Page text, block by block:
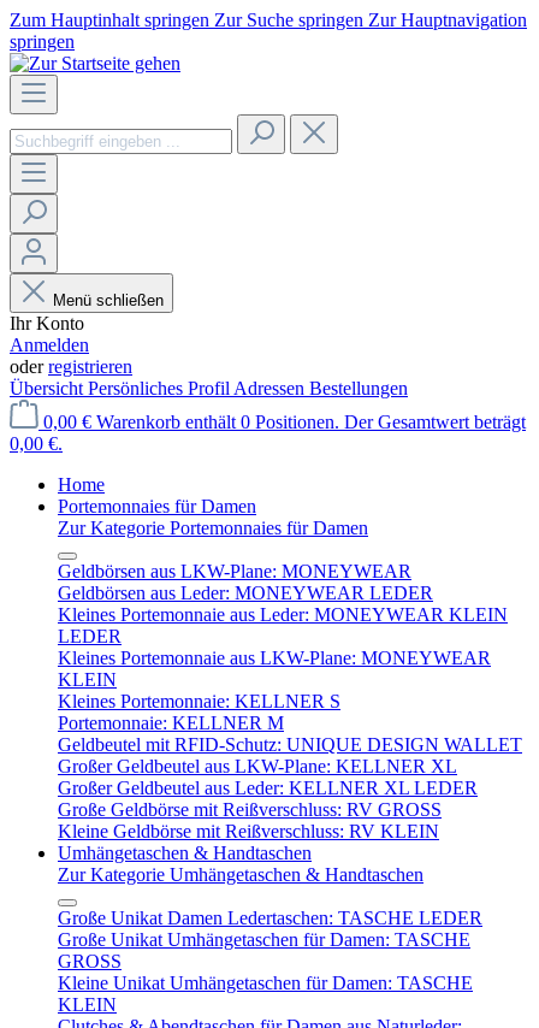
Zum Hauptinhalt springen Zur Suche springen Zur Hauptnavigation
springen
Menü schließen
Ihr Konto
Anmelden
oderregistrieren
Übersicht Persönliches Profil Adressen Bestellungen
0,00 € Warenkorb enthält 0 Positionen. Der Gesamtwert beträgt
0,00 €.
Home
Portemonnaies für Damen
Zur Kategorie Portemonnaies für Damen
Geldbörsen aus LKW-Plane: MONEYWEAR
Geldbörsen aus Leder: MONEYWEAR LEDER
Kleines Portemonnaie aus Leder: MONEYWEAR KLEIN
LEDER
Kleines Portemonnaie aus LKW-Plane: MONEYWEAR
KLEIN
Kleines Portemonnaie: KELLNER S
Portemonnaie: KELLNER M
Geldbeutel mit RFID-Schutz: UNIQUE DESIGN WALLET
Großer Geldbeutel aus LKW-Plane: KELLNER XL
Großer Geldbeutel aus Leder: KELLNER XL LEDER
Große Geldbörse mit Reißverschluss: RV GROSS
Kleine Geldbörse mit Reißverschluss: RV KLEIN
Umhängetaschen & Handtaschen
Zur Kategorie Umhängetaschen & Handtaschen
Große Unikat Damen Ledertaschen: TASCHE LEDER
Große Unikat Umhängetaschen für Damen: TASCHE
GROSS
Kleine Unikat Umhängetaschen für Damen: TASCHE
KLEIN